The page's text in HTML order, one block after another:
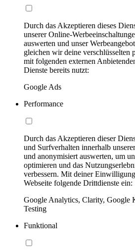
Durch das Akzeptieren dieses
unserer Online-
auswerten und unser
gleichen wir deine verschlüsselten
mit folgenden externen
Dienste bereits nutzt:
Google Ads
Performance
Durch das Akzeptieren dieser
und Surfverhalten innerhalb
und anonymisiert auswerten, um
optimieren und das
verbessern. Mit deiner
Webseite folgende Drittdienste ein:
Google Analytics, Clarity, Google
Testing
Funktional